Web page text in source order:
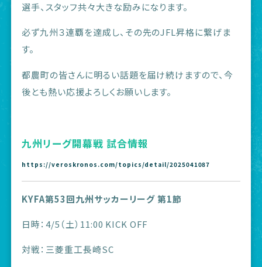
選手、スタッフ共々大きな励みになります。
必ず九州３連覇を達成し、その先のJFL昇格に繋げま
す。
都農町の皆さんに明るい話題を届け続けますので、今
後とも熱い応援よろしくお願いします。
九州リーグ開幕戦 試合情報
https://veroskronos.com/topics/detail/2025041087
KYFA第53回九州サッカーリーグ 第1節
日時：4/5（土）11:00 KICK OFF
対戦：三菱重工長崎SC